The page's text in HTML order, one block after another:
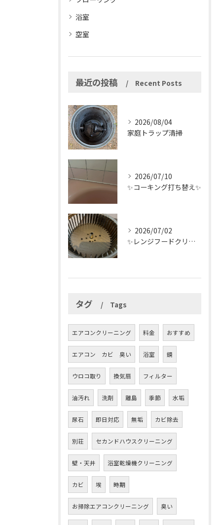
浴室
空室
最近の投稿 Recent Posts
2026/08/04
家庭トラップ清掃
2026/07/10
✨コーキング打ち替え✨
2026/07/02
✨レンジフードクリーニング✨
タグ Tags
エアコンクリーニング 料金 おすすめ
エアコン カビ 臭い 浴室 鏡
ウロコ取り 換気扇 フィルター
油汚れ 洗剤 離島 季節 水垢
尿石 即日対応 無垢 カビ除去
別荘 セカンドハウスクリーニング
壁・天井 浴室乾燥機クリーニング
カビ 埃 時期
お掃除エアコンクリーニング 臭い